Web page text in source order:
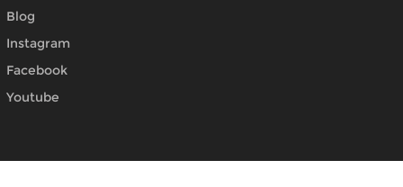
Blog
Instagram
Facebook
Youtube